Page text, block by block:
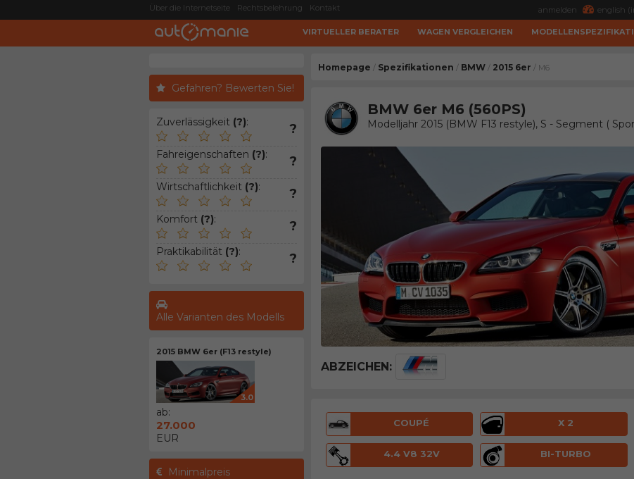
Über die Internetseite Rechtsbelehrung Kontakt anmelden english
VIRTUELLER BERATER WAGEN VERGLEICHEN
Gefahren? Bewerten Sie!
Zuverlässigkeit (?): ?
Fahreigenschaften (?): ?
Wirtschaftlichkeit (?): ?
Komfort (?): ?
Praktikabilität (?): ?
Alle Varianten des Modells
2015 BMW 6er (F13 restyle)
3.0
ab:
27.000
EUR
Minimalpreis
Homepage / Spezifikationen / BMW / 2015 6er / M6
BMW 6er M6 (560PS)
Modelljahr 2015 (BMW F13 restyle), S - Segment (
ABZEICHEN:
COUPÉ X 2
4.4 V8 32V BI-TURBO